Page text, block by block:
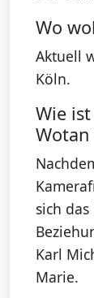
Wo
Aktuell
Köln.
Wie
sich
Karl
Marie.